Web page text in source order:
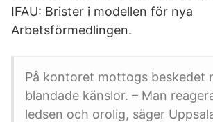
IFAU: Brister i modellen för nya
Arbetsförmedlingen.
På kontoret mottogs beskedet
blandade känslor. – Man
ledsen och orolig, säger